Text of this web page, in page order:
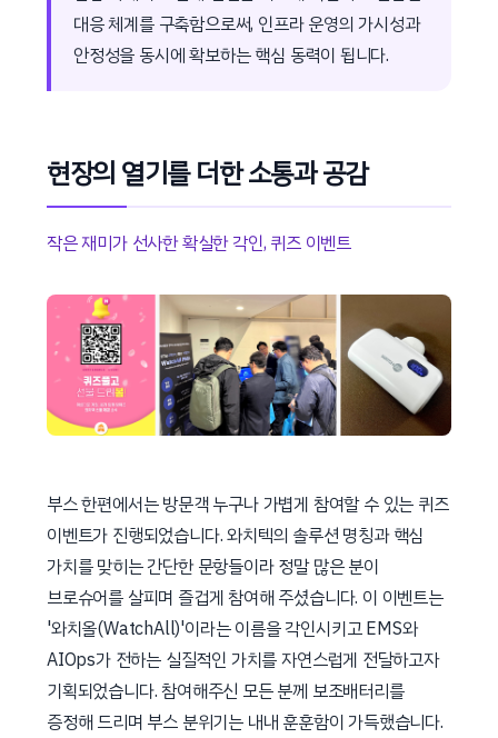
대응 체계를 구축함으로써, 인프라 운영의 가시성과
안정성을 동시에 확보하는 핵심 동력이 됩니다.
현장의 열기를 더한 소통과 공감
작은 재미가 선사한 확실한 각인, 퀴즈 이벤트
부스 한편에서는 방문객 누구나 가볍게 참여할 수 있는 퀴즈
이벤트가 진행되었습니다. 와치텍의 솔루션 명칭과 핵심
가치를 맞히는 간단한 문항들이라 정말 많은 분이
브로슈어를 살피며 즐겁게 참여해 주셨습니다. 이 이벤트는
'와치올(WatchAll)'이라는 이름을 각인시키고 EMS와
AIOps가 전하는 실질적인 가치를 자연스럽게 전달하고자
기획되었습니다. 참여해주신 모든 분께 보조배터리를
증정해 드리며 부스 분위기는 내내 훈훈함이 가득했습니다.